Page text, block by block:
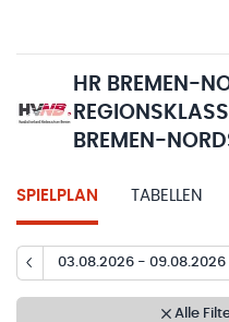
HR BREMEN-
BREMEN-
SPIELPLAN TABELLEN
03.08.2026 - 09.08.2026
Alle